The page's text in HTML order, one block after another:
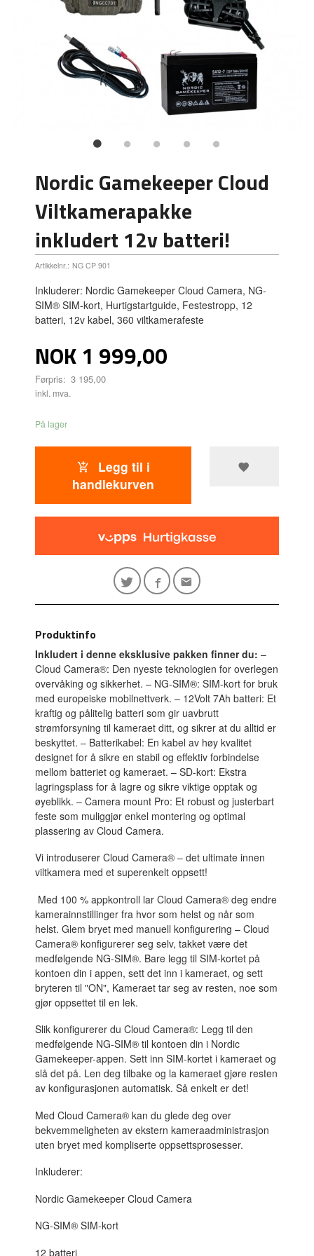
Nordic Gamekeeper Cloud
Viltkamerapakke
inkludert 12v batteri!
Artikkelnr.: NG CP 901
Inkluderer: Nordic Gamekeeper Cloud Camera, NG-
SIM® SIM-kort, Hurtigstartguide, Festestropp, 12
batteri, 12v kabel, 360 viltkamerafeste
Tilbud
NOK1 999,00
Førpris: 3 195,00
inkl. mva.
På lager
Legg til i
handlekurven
Produktinfo
Inkludert i denne eksklusive pakken finner du: –
Cloud Camera®: Den nyeste teknologien for overlegen
overvåking og sikkerhet. – NG-SIM®: SIM-kort for bruk
med europeiske mobilnettverk. – 12Volt 7Ah batteri: Et
kraftig og pålitelig batteri som gir uavbrutt
strømforsyning til kameraet ditt, og sikrer at du alltid er
beskyttet. – Batterikabel: En kabel av høy kvalitet
designet for å sikre en stabil og effektiv forbindelse
mellom batteriet og kameraet. – SD-kort: Ekstra
lagringsplass for å lagre og sikre viktige opptak og
øyeblikk. – Camera mount Pro: Et robust og justerbart
feste som muliggjør enkel montering og optimal
plassering av Cloud Camera.
Vi introduserer Cloud Camera® – ​​det ultimate innen
viltkamera med et superenkelt oppsett!
Med 100 % appkontroll lar Cloud Camera® deg endre
kamerainnstillinger fra hvor som helst og når som
helst. Glem bryet med manuell konfigurering – Cloud
Camera® konfigurerer seg selv, takket være det
medfølgende NG-SIM®. Bare legg til SIM-kortet på
kontoen din i appen, sett det inn i kameraet, og sett
bryteren til "ON", Kameraet tar seg av resten, noe som
gjør oppsettet til en lek.
Slik konfigurerer du Cloud Camera®: Legg til den
medfølgende NG-SIM® til kontoen din i Nordic
Gamekeeper-appen. Sett inn SIM-kortet i kameraet og
slå det på. Len deg tilbake og la kameraet gjøre resten
av konfigurasjonen automatisk. Så enkelt er det!
Med Cloud Camera® kan du glede deg over
bekvemmeligheten av ekstern kameraadministrasjon
uten bryet med kompliserte oppsettsprosesser.
Inkluderer:
Nordic Gamekeeper Cloud Camera
NG-SIM® SIM-kort
12 batteri